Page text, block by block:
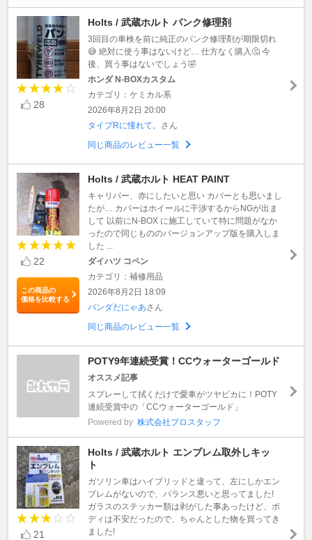
28
Holts / 武蔵ホルト パンク修理剤
3回目の車検を前に純正のパンク修理剤が期限切れ
😅 絶対に使う事はないけど… 仕方なく購入🤔 今
後、買う事はないでしょう🤣
ホンダ N-BOXカスタム
カテゴリ：ケミカル系
2026年8月2日 20:00
タイプRに憧れて。 さん
同じ商品のレビュー一覧
22
この商品の
価格を比較する
Holts / 武蔵ホルト HEAT PAINT
キャリパー、赤にしたいと思い カバーとも思いまし
たが… カバーはホイールに干渉するからNGが出ま
して 以前にN-BOX に施工していて特に問題がなか
ったので同じもののバージョンアップ版を購入しま
した ...
ダイハツ コペン
カテゴリ：補修用品
2026年8月2日 18:09
パンダだにゃあさん
同じ商品のレビュー一覧
POTY9年連続受賞！CCウォーターゴールド
オススメ記事
スプレーして拭くだけで愛車がツヤピカに！POTY
連続受賞中の「CCウォーターゴールド」
Powered by 株式会社プロスタッフ
21
Holts / 武蔵ホルト エンブレム取外しキッ
ト
ガソリン車はハイブリッドと違って、左にしかエン
ブレムがないので、バランス悪いと思ってました!
ガラスのステッカー類は剥がした事あったけど、ボ
ディは不安だったので、ちゃんとした物を買ってき
ました!